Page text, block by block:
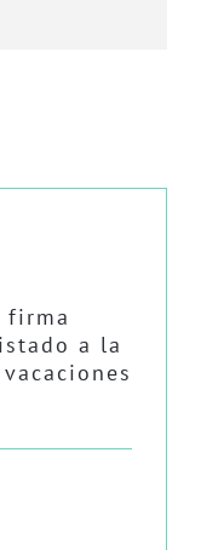
firma
a la